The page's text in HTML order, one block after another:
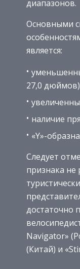
диапазонов.
Основными
является:
27,0 дюймов)
наличие
«Y»-
Следует
признака не
достаточно
Navigator»
(Китай) и